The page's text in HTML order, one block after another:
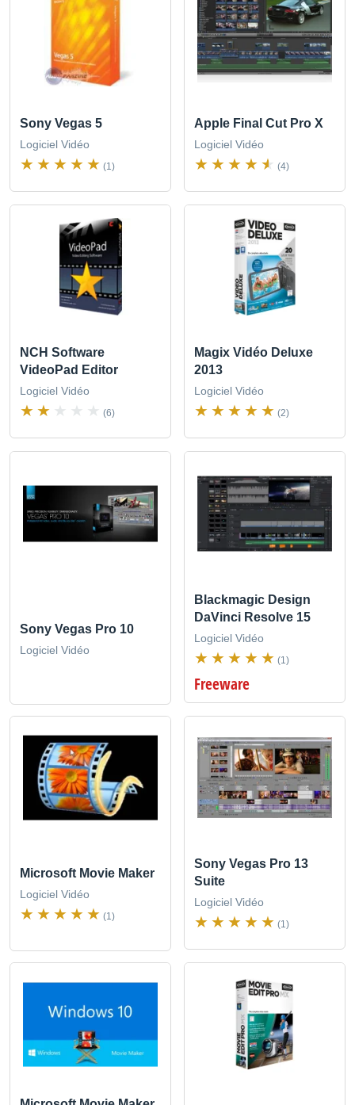
Sony Vegas 5
Logiciel Vidéo
(1)
Apple Final Cut Pro X
Logiciel Vidéo
(4)
NCH Software
VideoPad Editor
Logiciel Vidéo
(6)
Magix Vidéo Deluxe
2013
Logiciel Vidéo
(2)
Sony Vegas Pro 10
Logiciel Vidéo
Blackmagic Design
DaVinci Resolve 15
Logiciel Vidéo
(1)
Freeware
Microsoft Movie Maker
Logiciel Vidéo
(1)
Sony Vegas Pro 13
Suite
Logiciel Vidéo
(1)